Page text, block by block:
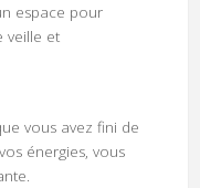
espace pour
veille et
vous avez fini de
énergies, vous